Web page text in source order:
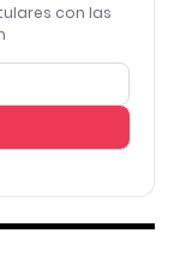
con las